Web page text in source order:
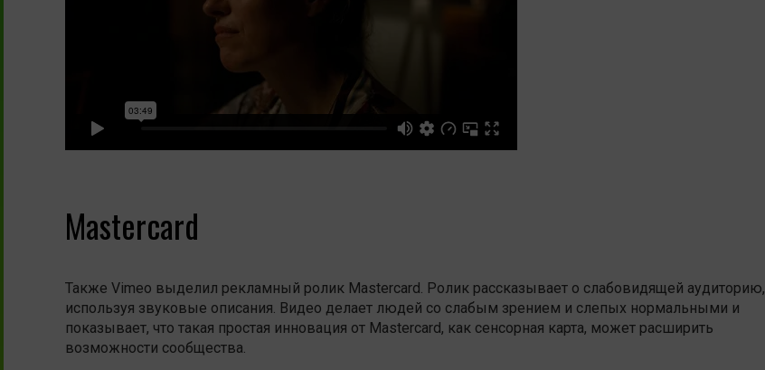
Mastercard
Также Vimeo выделил рекламный ролик Mastercard. Ролик рассказывает о слабовидящей аудиторию,
используя звуковые описания. Видео делает людей со слабым зрением и слепых нормальными и
показывает, что такая простая инновация от Mastercard, как сенсорная карта, может расширить
возможности сообщества.